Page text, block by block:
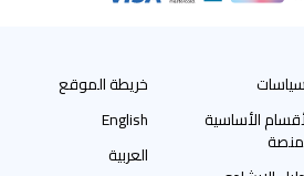
الأساسية
خريطة الموقع
English
العربية